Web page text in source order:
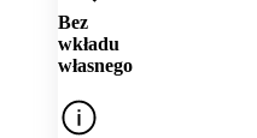
Bez
wkładu
własnego